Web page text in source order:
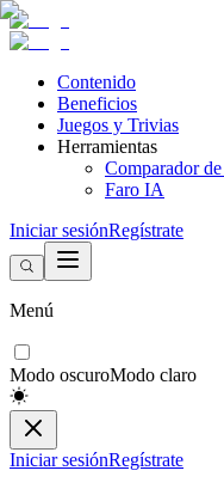
Contenido
Beneficios
Juegos y Trivias
Herramientas
Comparador
Faro IA
Iniciar sesiónRegístrate
Menú
Modo oscuroModo claro
Iniciar sesiónRegístrate